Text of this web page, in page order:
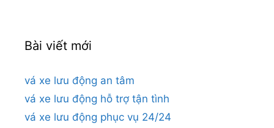
Bài viết mới
vá xe lưu động an tâm
vá xe lưu động hỗ trợ tận tình
vá xe lưu động phục vụ 24/24